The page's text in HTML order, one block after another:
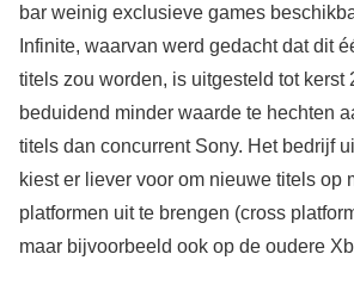
bar weinig exclusieve games
Infinite, waarvan werd gedacht dat dit
titels zou worden, is uitgesteld tot kerst
beduidend minder waarde te hechten
titels dan concurrent Sony. Het bedrijf
kiest er liever voor om nieuwe titels op
platformen uit te brengen (cross
maar bijvoorbeeld ook op de oudere